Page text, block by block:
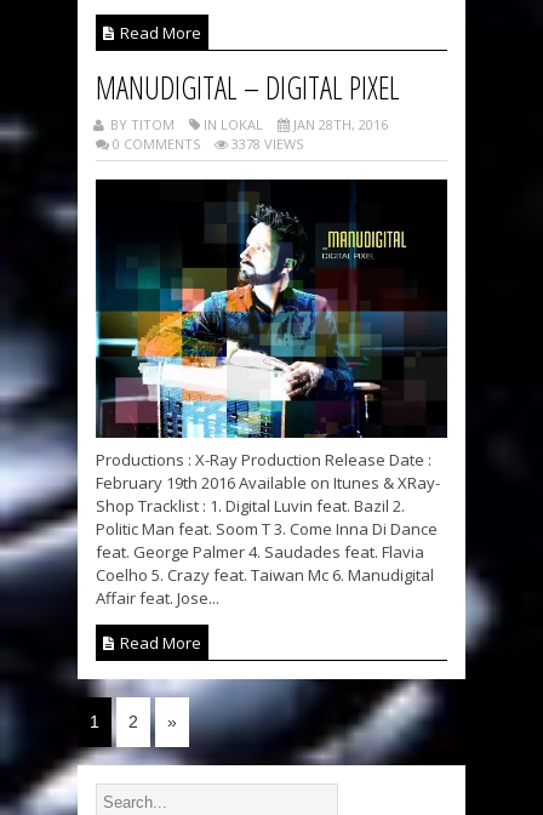
Read More
MANUDIGITAL – DIGITAL PIXEL
BY TITOM IN LOKAL
JAN 28TH, 2016
0 COMMENTS
3378 VIEWS
Productions : X-Ray Production Release Date :
February 19th 2016 Available on Itunes & XRay-
Shop Tracklist : 1. Digital Luvin feat. Bazil 2.
Politic Man feat. Soom T 3. Come Inna Di Dance
feat. George Palmer 4. Saudades feat. Flavia
Coelho 5. Crazy feat. Taiwan Mc 6. Manudigital
Affair feat. Jose...
Read More
1 2 »